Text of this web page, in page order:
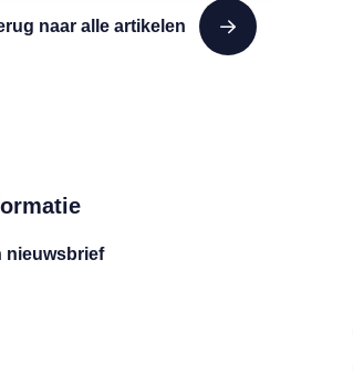
naar alle artikelen
nieuwsbrief